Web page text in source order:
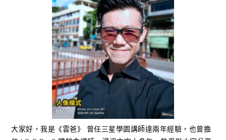
大家好，我是《雲爸》 曾任三星學園講師達兩年經驗，也曾擔